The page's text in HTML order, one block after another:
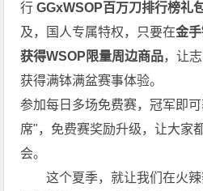
行 GGxWSOP百万刀排行榜礼
及，国人专属特权，只要在金
获得WSOP限量周边商品，让
获得满钵满盆赛事体验。
参加每日多场免费赛，冠军即
席"，免费赛奖励升级，让大家
会。
这个夏季，就让我们在火